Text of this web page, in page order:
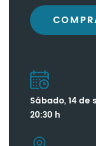
Sábado, 14
20:30 h